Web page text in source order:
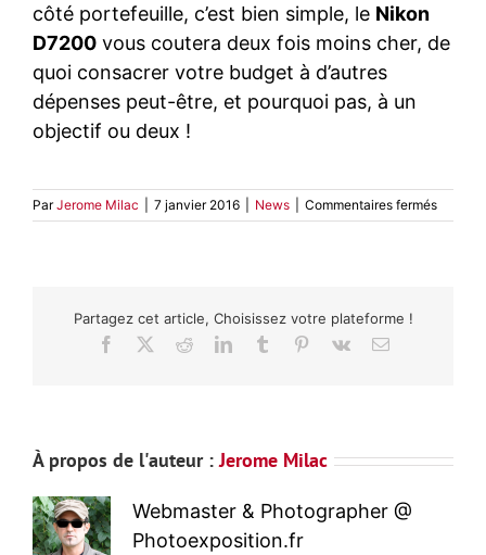
côté portefeuille, c’est bien simple, le Nikon
D7200 vous coutera deux fois moins cher, de
quoi consacrer votre budget à d’autres
dépenses peut-être, et pourquoi pas, à un
objectif ou deux !
ParJerome Milac 7 janvier 2016 News Commentaires ferméssur
Nikon
Partagez cet article, Choisissez votre plateforme !
Facebook
RedditLinkedInTumblr Pinterest
Vk Email
À propos de l'auteur :Jerome Milac
Webmaster & Photographer @
Photoexposition.fr